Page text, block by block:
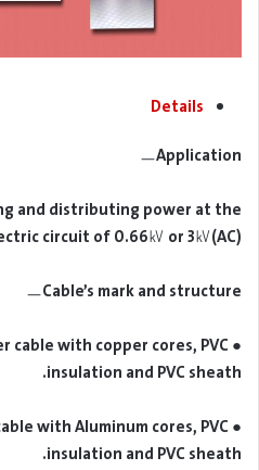
Details
ㅡApplication
and distributing power at the
circuit of 0.66㎸ or 3㎸(AC).
ㅡCable’s mark and structure
cable with copper cores, PVC
insulation and PVC sheath.
with Aluminum cores, PVC
insulation and PVC sheath.